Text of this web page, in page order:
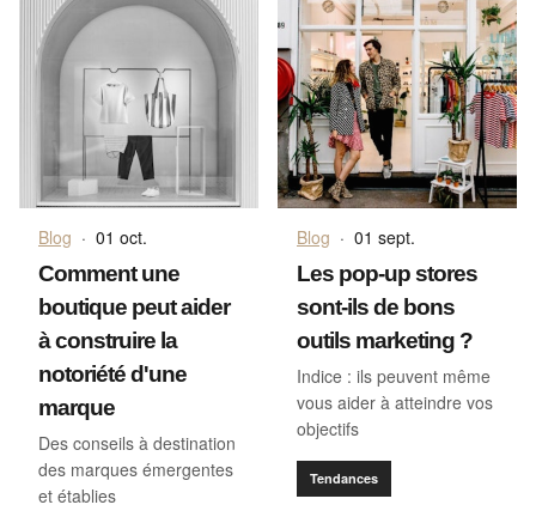
Blog · 01 oct.
Comment une
boutique peut aider
à construire la
notoriété d'une
marque
Des conseils à destination
des marques émergentes
et établies
Blog · 01 sept.
Les pop-up stores
sont-ils de bons
outils marketing ?
Indice : ils peuvent même
vous aider à atteindre vos
objectifs
Tendances